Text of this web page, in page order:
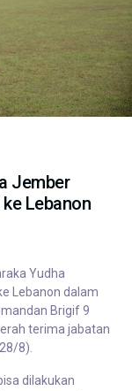
Jember
Lebanon
Yudha
Lebanon dalam
Brigif 9
terima jabatan
8).
dilakukan